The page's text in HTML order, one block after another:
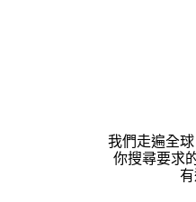
我們走遍全
你搜尋要求